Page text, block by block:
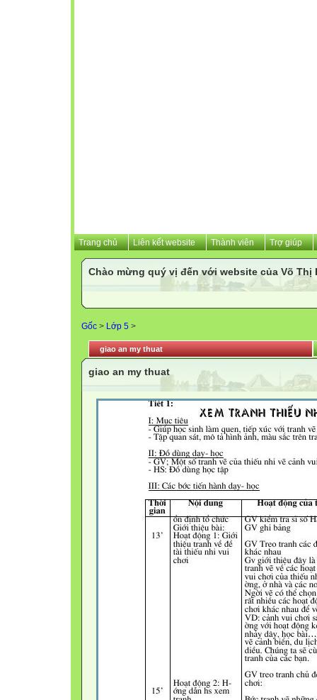
Trang chủ Liên kết website Thành viên Trợ giúp
Chào mừng quý vị đến với website của Võ Thị
Gốc > Lớp 5 >
giao an my thuat
giao an my thuat